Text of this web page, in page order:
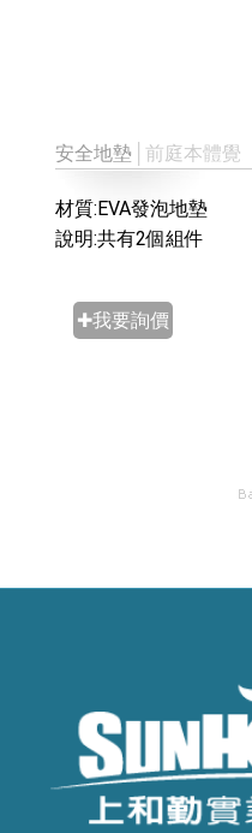
安全地墊 │前庭本體覺
材質:EVA發泡地墊
說明:共有2個組件
✚我要詢價